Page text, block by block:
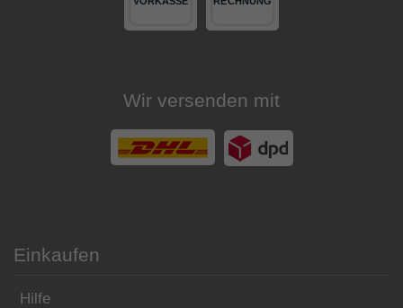
Wir versenden mit
Einkaufen
Hilfe